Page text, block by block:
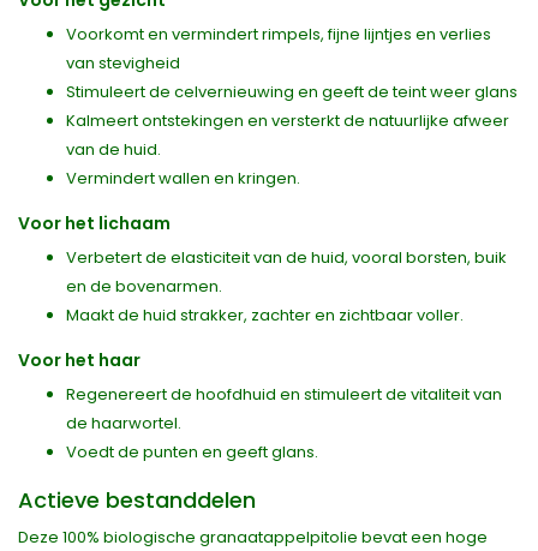
Voorkomt en vermindert rimpels, fijne lijntjes en verlies
van stevigheid
Stimuleert de celvernieuwing en geeft de teint weer glans
Kalmeert ontstekingen en versterkt de natuurlijke afweer
van de huid.
Vermindert wallen en kringen.
Voor het lichaam
Verbetert de elasticiteit van de huid, vooral borsten, buik
en de bovenarmen.
Maakt de huid strakker, zachter en zichtbaar voller.
Voor het haar
Regenereert de hoofdhuid en stimuleert de vitaliteit van
de haarwortel.
Voedt de punten en geeft glans.
Actieve bestanddelen
Deze 100% biologische granaatappelpitolie bevat een hoge